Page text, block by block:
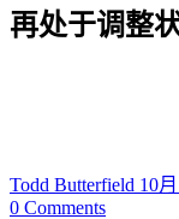
再处于调整
Todd Butterfield 10
0 Comments